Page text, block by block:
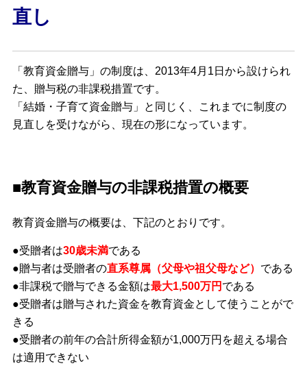
直し
「教育資金贈与」の制度は、2013年4月1日から設けられ
た、贈与税の非課税措置です。
「結婚・子育て資金贈与」と同じく、これまでに制度の
見直しを受けながら、現在の形になっています。
■教育資金贈与の非課税措置の概要
教育資金贈与の概要は、下記のとおりです。
●受贈者は30歳未満である
●贈与者は受贈者の直系尊属（父母や祖父母など） である
●非課税で贈与できる金額は最大1,500万円 である
●受贈者は贈与された資金を教育資金として使うことがで
きる
●受贈者の前年の合計所得金額が1,000万円を超える場合
は適用できない